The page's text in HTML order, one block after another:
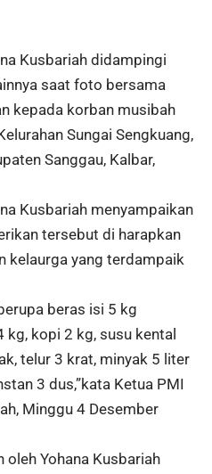
Kusbariah didampingi
saat foto bersama
kepada korban musibah
Sungai Sengkuang,
Sanggau, Kalbar,
Kusbariah menyampaikan
tersebut di harapkan
kelaurga yang terdampaik
beras isi 5 kg
kg, kopi 2 kg, susu kental
telur 3 krat, minyak 5 liter
3 dus,”kata Ketua PMI
Minggu 4 Desember
oleh Yohana Kusbariah